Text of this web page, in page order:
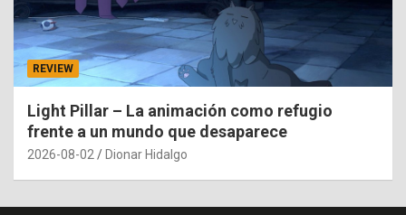
REVIEW
Light Pillar – La animación como refugio
frente a un mundo que desaparece
2026-08-02 Dionar Hidalgo